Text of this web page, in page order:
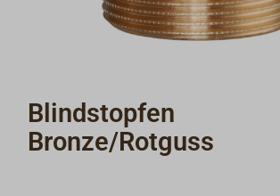
Blindstopfen
Bronze/Rotguss